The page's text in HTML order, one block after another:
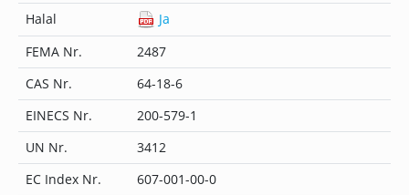
Halal
Ja
FEMA Nr.
2487
CAS Nr.
64-18-6
EINECS Nr.
200-579-1
UN Nr.
3412
EC Index Nr.
607-001-00-0